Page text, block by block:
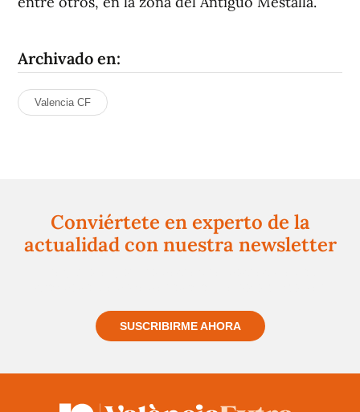
Archivado en:
Valencia CF
Conviértete en experto de la
actualidad con nuestra newsletter
SUSCRIBIRME AHORA